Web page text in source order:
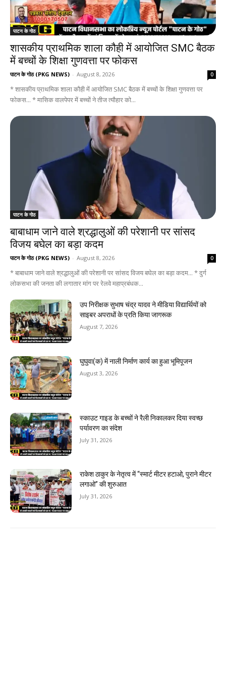
पाटन के गोठ
शासकीय प्राथमिक शाला कौही में आयोजित SMC बैठक
में बच्चों के शिक्षा गुणवत्ता पर फोकस
पाटन के गोठ (PKG NEWS) - August 8, 2026 0
* शासकीय प्राथमिक शाला कौही में आयोजित SMC बैठक में बच्चों के शिक्षा गुणवत्ता पर
फोकस... * मासिक वालपेपर में बच्चों ने तीज त्यौहार को...
पाटन के गोठ
बाबाधाम जाने वाले श्रद्धालुओं की परेशानी पर सांसद
विजय बघेल का बड़ा कदम
पाटन के गोठ (PKG NEWS) - August 8, 2026 0
* बाबाधाम जाने वाले श्रद्धालुओं की परेशानी पर सांसद विजय बघेल का बड़ा कदम... * दुर्ग
लोकसभा की जनता की लगातार मांग पर रेलवे महाप्रबंधक...
उप निरीक्षक सुभाष चंद्र यादव ने मीडिया विद्यार्थियों को
साइबर अपराधों के प्रति किया जागरूक
August 7, 2026
घुघुवा(क) में नाली निर्माण कार्य का हुआ भूमिपूजन
August 3, 2026
स्काउट गाइड के बच्चों ने रैली निकालकर दिया स्वच्छ
पर्यावरण का संदेश
July 31, 2026
राकेश ठाकुर के नेतृत्व में “स्मार्ट मीटर हटाओ, पुराने मीटर
लगाओ” की शुरुआत
July 31, 2026